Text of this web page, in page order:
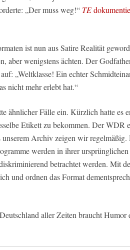
„Der muss weg!“ TE
ist nun aus Satire Realität
aber wenigstens ächten. Der
„Weltklasse! Ein echter
nicht mehr erlebt hat.“
ähnlicher Fälle ein. Kürzlich hatte es
Etikett zu bekommen. Der WDR
Archiv zeigen wir regelmäßig.
werden in ihrer
betrachtet werden. Mit
und ordnen das Format
aller Zeiten braucht Humor